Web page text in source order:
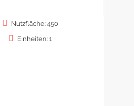
Nutzfläche: 450
Einheiten: 1